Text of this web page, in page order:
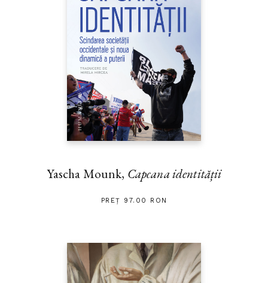
Yascha Mounk, Capcana identității
PREȚ 97.00 RON